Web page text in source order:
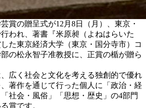
賞の贈呈式が12月8日（月）、東京・
われ、著書『米原昶（よねはらいた
た東京経済大学（東京・国分寺市）コ
の松永智子准教授に、正賞の楯が贈ら
広く社会と文化を考える独創的で優れ
著作を通じて行った個人に「政治・経
社会・風俗」「思想・歴史」の4部門
賞です。